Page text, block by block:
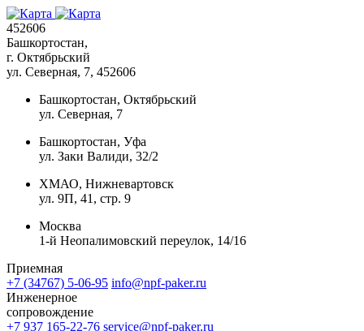
452606
Башкортостан,
г. Октябрьский
ул. Северная, 7, 452606
Башкортостан, Октябрьский
ул. Северная, 7
Башкортостан, Уфа
ул. Заки Валиди, 32/2
ХМАО, Нижневартовск
ул. 9П, 41, стр. 9
Москва
1-й Неопалимовский переулок, 14/16
Приемная
+7 (34767) 5-06-95 info@npf-paker.ru
Инженерное
сопровождение
+7 937 165-22-76 service@npf-paker.ru